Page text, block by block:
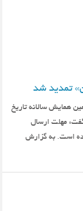
تمدید شد
همایش سالانه تاریخ
مهلت ارسال
پانزدهم دی ماه ۱۴۰۴ تمدید شده است. به گزارش